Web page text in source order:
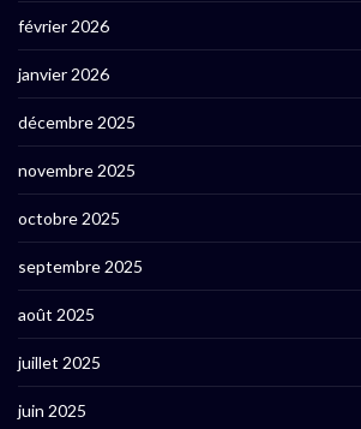
février 2026
janvier 2026
décembre 2025
novembre 2025
octobre 2025
septembre 2025
août 2025
juillet 2025
juin 2025